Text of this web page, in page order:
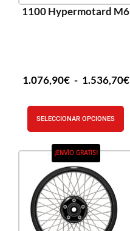
1100 Hypermotard M6
1.076,90€ - 1.536,70€
SELECCIONAR OPCIONES
¡ENVÍO GRATIS!